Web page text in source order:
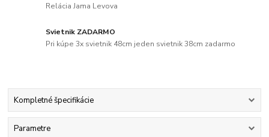
Relácia Jama Levova
Svietnik ZADARMO
Pri kúpe 3x svietnik 48cm jeden svietnik 38cm zadarmo
Kompletné špecifikácie
Parametre